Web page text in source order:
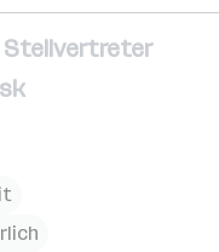
Stellvertreter